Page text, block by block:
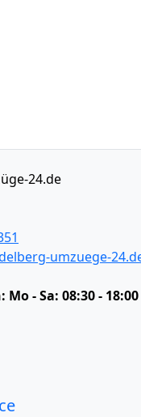
24.de
umzuege-
Mo - Sa: 08:30 -